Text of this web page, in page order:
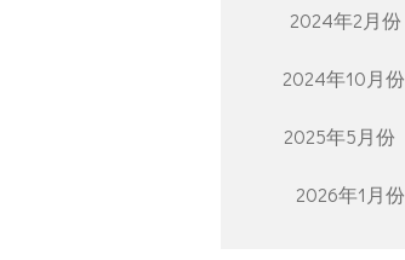
2024年2月份
2024年10月份
2025年5月份
2026年1月份